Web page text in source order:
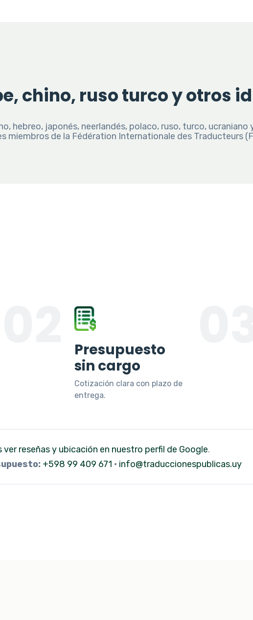
chino, ruso turco y otros
hebreo, japonés, neerlandés, polaco, ruso, turco,
miembros de la Fédération Internationale des Traducteurs
Presupuesto
sin cargo
Cotización clara con plazo de
entrega.
ver reseñas y ubicación en nuestro perfil de Google.
+598 99 409 671 · info@traduccionespublicas.uy